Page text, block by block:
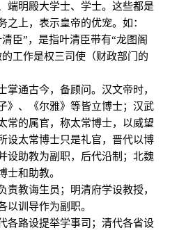
端明殿大学士、学士。这些都是
之上，表示皇帝的优宠。如：
臣”，是指叶清臣带有“龙图阁
工作是权三司使（财政部门的
掌通古今，备顾问。汉文帝时，
》、《尔雅》等皆立博士；汉武
常的属官，称太常博士，以威望
设太常博士只是礼官，晋代以博
设助教为副职，后代沿制；北魏
士和助教。
责教诲生员；明清府学设教授，
以训导作为副职。
各路设提举学事司；清代各省设